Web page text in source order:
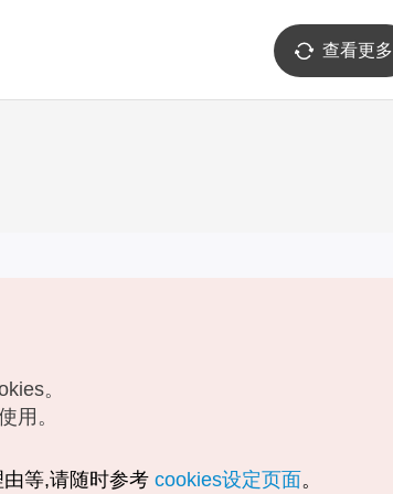
查看更多
数字图书 / 电子书
邮箱。
用。
等,请随时参考 cookies设定页面。